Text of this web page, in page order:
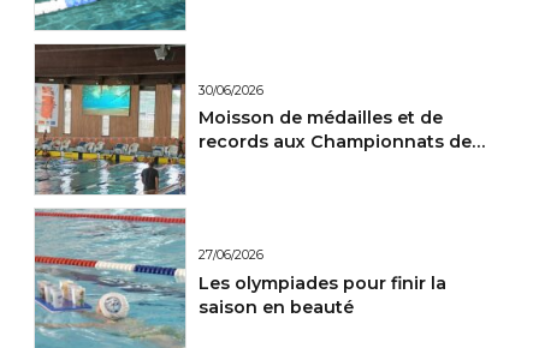
30/06/2026
Moisson de médailles et de
records aux Championnats de
27/06/2026
Les olympiades pour finir la
saison en beauté